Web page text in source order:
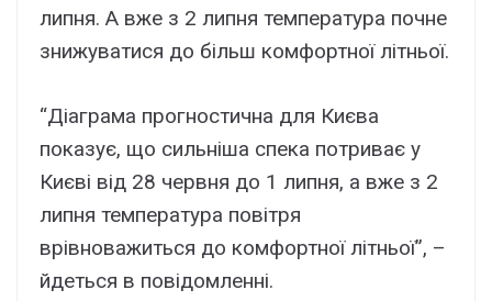
липня. А вже з 2 липня температура почне
знижуватися до більш комфортної літньої.
“Діаграма прогностична для Києва
показує, що сильніша спека потриває у
Києві від 28 червня до 1 липня, а вже з 2
липня температура повітря
врівноважиться до комфортної літньої”, –
йдеться в повідомленні.